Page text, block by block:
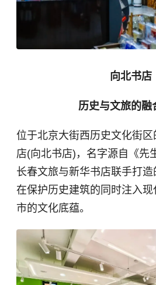
向北书店
历史与文旅的融
位于北京大街西历史文化街区
店(向北书店)，名字源自《先
长春文旅与新华书店联手打造
在保护历史建筑的同时注入
市的文化底蕴。